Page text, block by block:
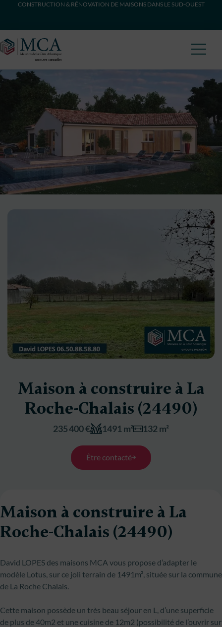
CONSTRUCTION & RÉNOVATION DE MAISONS DANS LE SUD-OUEST
Maison à construire à La
Roche-Chalais (24490)
235 400 € 1491 m² 132 m²
Être contacté
Maison à construire à La
Roche-Chalais (24490)
David LOPES des maisons MCA vous propose d’adapter le
modèle Lotus, sur ce joli terrain de 1491m², située sur la commune
de La Roche Chalais.
Cette maison possède un très beau séjour en L, d’une superficie
de plus de 40m2 et une cuisine de 12m2 (possibilité de l’ouvrir sur